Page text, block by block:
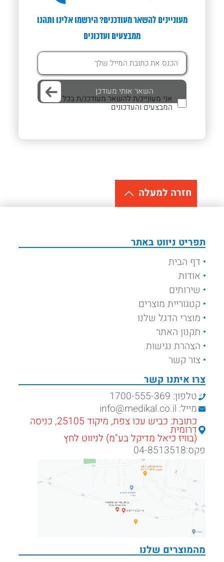
מעוניינים להשאר מעודכנים? הירשמו אלינו ותהנו
ממבצעים ועדכונים
אני מעוניינ/ת להשאר מעודכנ/ת בכל
המבצעים והעדכונים
חזרה למעלה
תפריט ניווט באתר
דף הבית
אודות
שירותים
קטגוריית מוצרים
מוצרי הדגל שלנו
תקנון האתר
הצהרת נגישות
צור קשר
מהמוצרים שלנו
צרו איתנו קשר
טלפון: 1700-555-369
מייל: info@medikal.co.il
כתובת: כביש עכו צפת, מיקוד 25105, כניסה
דרומית
(בוויז כיאל מדיקל בע"מ) לניווט לחץ
פקס:04-8513518